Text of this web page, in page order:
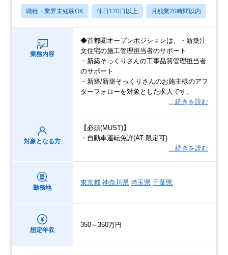
職種・業界未経験OK 休日120日以上 月残業20時間以内
業務内容
◆首都圏オープンポジションは、・新築注
文住宅の施工管理担当者のサポート
・新築そっくりさんの工事品質管理担当者
のサポート
・新築/新築そっくりさんのお施主様のアフ
ターフォローを対象とした求人です。
…続きを読む
対象となる方
【必須(MUST)】
・自動車運転免許(AT 限定可)
…続きを読む
勤務地
東京都 神奈川県 埼玉県 千葉県
想定年収
350～350万円